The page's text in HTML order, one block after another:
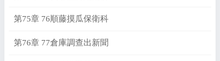
第75章 76順藤摸瓜保衛科
第76章 77倉庫調查出新聞